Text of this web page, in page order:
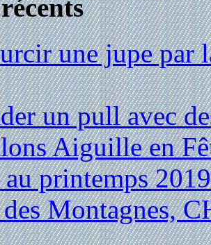
une jupe par
un pull avec
Aiguille en
printemps 2019
Montagnes,